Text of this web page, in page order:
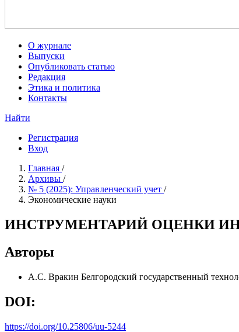
О журнале
Выпуски
Опубликовать статью
Редакция
Этика и политика
Контакты
Найти
Регистрация
Вход
Главная /
Архивы /
№ 5 (2025): Управленческий учет /
Экономические науки
ИНСТРУМЕНТАРИЙ ОЦЕНКИ
Авторы
А.С. Вракин Белгородский государственный
DOI:
https://doi.org/10.25806/uu-5244